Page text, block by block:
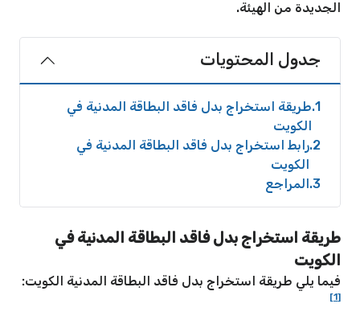
الجديدة من الهيئة.
جدول المحتويات
1 طريقة استخراج بدل فاقد البطاقة المدنية في
الكويت
2 رابط استخراج بدل فاقد البطاقة المدنية في
الكويت
3 المراجع
طريقة استخراج بدل فاقد البطاقة المدنية في
الكويت
فيما يلي طريقة استخراج بدل فاقد البطاقة المدنية الكويت:
[1]